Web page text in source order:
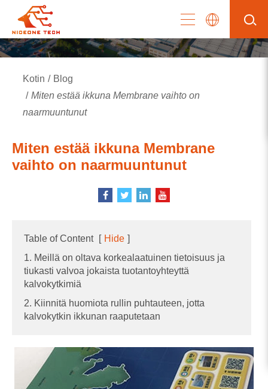
Kotin
Blog
Miten estää ikkuna Membrane vaihto on
naarmuuntunut
Miten estää ikkuna Membrane
vaihto on naarmuuntunut
Table of Content [ Hide ]
1. Meillä on oltava korkealaatuinen tietoisuus ja
tiukasti valvoa jokaista tuotantoyhteyttä
kalvokytkimiä
2. Kiinnitä huomiota rullin puhtauteen, jotta
kalvokytkin ikkunan raaputetaan